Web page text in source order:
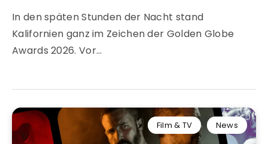
In den späten Stunden der Nacht stand
Kalifornien ganz im Zeichen der Golden Globe
Awards 2026. Vor…
Film & TV News